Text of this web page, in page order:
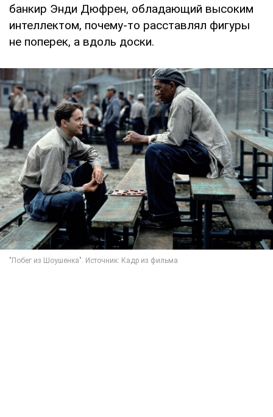
банкир Энди Дюфрен, обладающий высоким
интеллектом, почему-то расставлял фигуры
не поперек, а вдоль доски.